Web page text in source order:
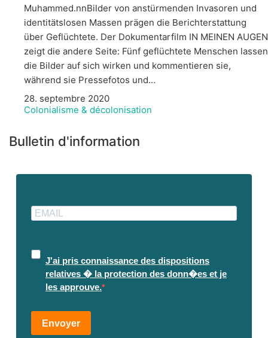
Muhammed.nnBilder von anstürmenden Invasoren und
identitätslosen Massen prägen die Berichterstattung
über Geflüchtete. Der Dokumentarfilm IN MEINEN AUGEN
zeigt die andere Seite: Fünf geflüchtete Menschen lassen
die Bilder auf sich wirken und kommentieren sie,
während sie Pressefotos und…
28. septembre 2020
Colonialisme & décolonisation
Bulletin d'information
J'ai pris connaissance des dispositions
relatives � la protection des donn�es et je
les approuve.
Envoyer